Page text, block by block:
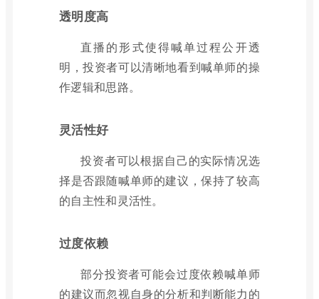
透明度高
直播的形式使得喊单过程公开透
明，投资者可以清晰地看到喊单师的操
作逻辑和思路。
灵活性好
投资者可以根据自己的实际情况选
择是否跟随喊单师的建议，保持了较高
的自主性和灵活性。
过度依赖
部分投资者可能会过度依赖喊单师
的建议而忽视自身的分析和判断能力的